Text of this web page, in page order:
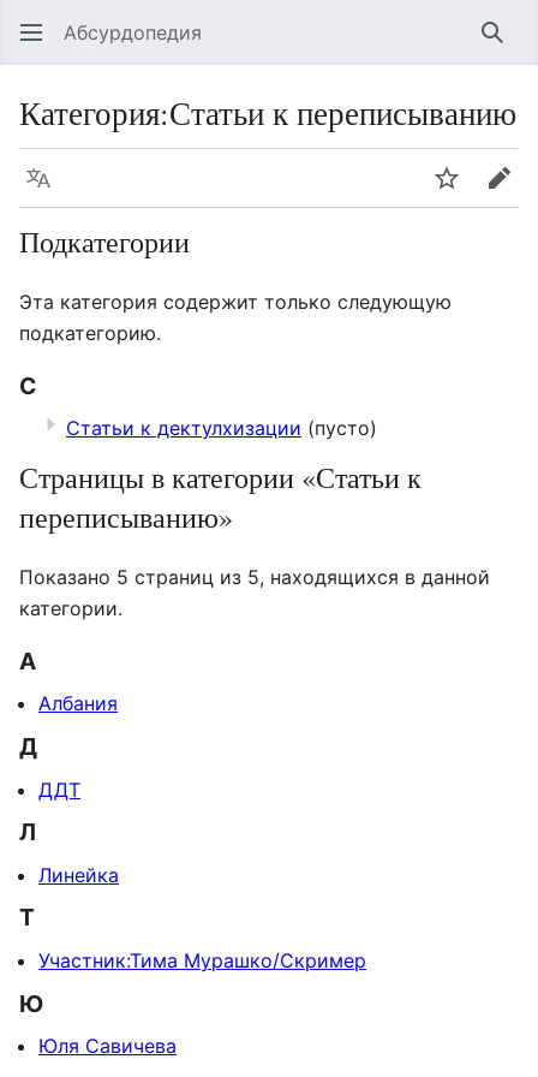
Абсурдопедия
Категория:Статьи к переписыванию
Язык
Подкатегории
Эта категория содержит только следующую
подкатегорию.
С
Статьи к дектулхизации (пусто)
Страницы в категории «Статьи к
переписыванию»
Показано 5 страниц из 5, находящихся в данной
категории.
А
Албания
Д
ДДТ
Л
Линейка
Т
Участник:Тима Мурашко/Скример
Ю
Юля Савичева